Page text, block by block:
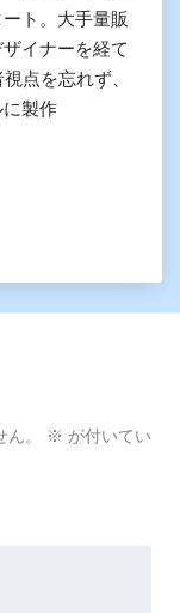
ト。大手量販
イナーを経て
点を忘れず、
製作
。 ※ が付いてい